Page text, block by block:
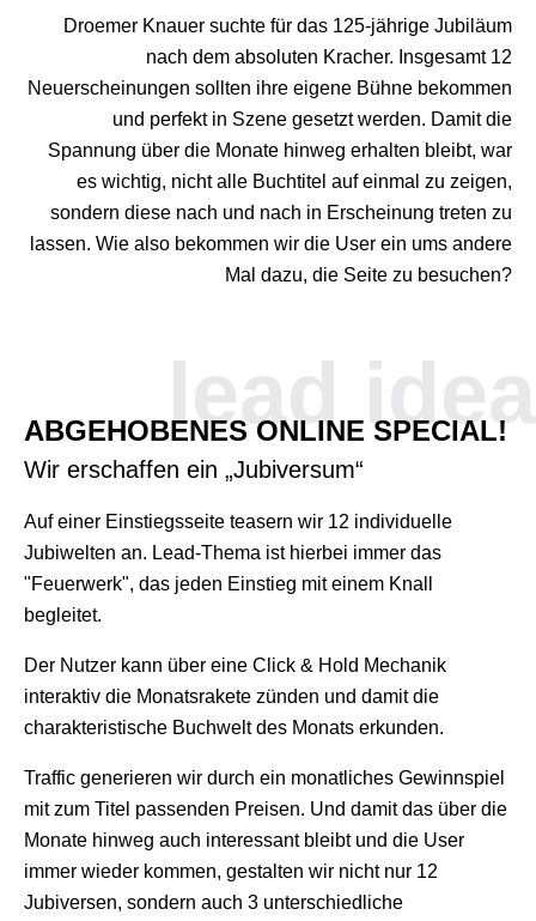
Droemer Knauer suchte für das 125-jährige Jubiläum
nach dem absoluten Kracher. Insgesamt 12
Neuerscheinungen sollten ihre eigene Bühne bekommen
und perfekt in Szene gesetzt werden. Damit die
Spannung über die Monate hinweg erhalten bleibt, war
es wichtig, nicht alle Buchtitel auf einmal zu zeigen,
sondern diese nach und nach in Erscheinung treten zu
lassen. Wie also bekommen wir die User ein ums andere
Mal dazu, die Seite zu besuchen?
lead idea
ABGEHOBENES ONLINE SPECIAL!
Wir erschaffen ein „Jubiversum“
Auf einer Einstiegsseite teasern wir 12 individuelle
Jubiwelten an. Lead-Thema ist hierbei immer das
"Feuerwerk", das jeden Einstieg mit einem Knall
begleitet.
Der Nutzer kann über eine Click & Hold Mechanik
interaktiv die Monatsrakete zünden und damit die
charakteristische Buchwelt des Monats erkunden.
Traffic generieren wir durch ein monatliches Gewinnspiel
mit zum Titel passenden Preisen. Und damit das über die
Monate hinweg auch interessant bleibt und die User
immer wieder kommen, gestalten wir nicht nur 12
Jubiversen, sondern auch 3 unterschiedliche